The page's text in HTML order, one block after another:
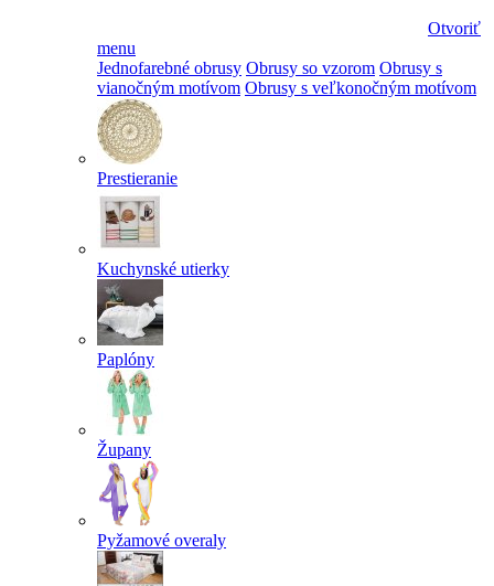
Otvoriť
menu
Jednofarebné obrusy Obrusy so vzorom Obrusy s
vianočným motívom Obrusy s veľkonočným motívom
Prestieranie
Kuchynské utierky
Paplóny
Župany
Pyžamové overaly